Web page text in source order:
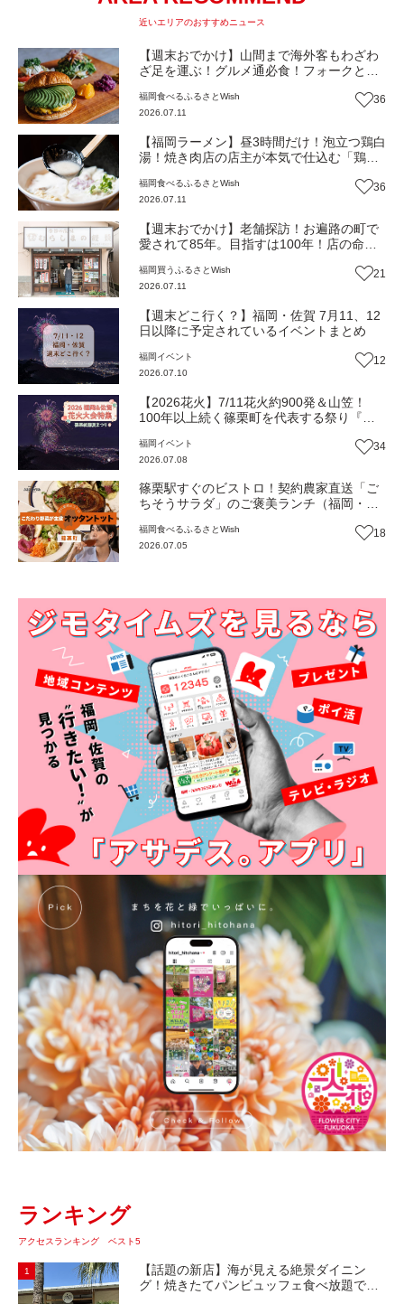
近いエリアのおすすめニュース
【週末おでかけ】山間まで海外客もわざわ
ざ足を運ぶ！グルメ通必食！フォークとナ
ー”『バーガートウカ』（福岡・篠栗町）
【まち歩き】
福岡食べる ふるさとWish
2026.07.11
36
【福岡ラーメン】昼3時間だけ！泡立つ鶏白
湯！焼き肉店の店主が本気で仕込む「鶏を
岡・篠栗町）【まち歩き】
福岡食べる ふるさとWish
2026.07.11
36
【週末おでかけ】老舗探訪！お遍路の町で
愛されて85年。目指すは100年！店の命は4
餡”『村嶋饅頭店』（福岡・篠栗町）【まち
歩き】
福岡 買う ふるさとWish
2026.07.11
21
【週末どこ行く？】福岡・佐賀 7月11、12
日以降に予定されているイベントまとめ
福岡 イベント
2026.07.10
12
【2026花火】7/11花火約900発＆山笠！
100年以上続く篠栗町を代表する祭り『篠
ント】
福岡 イベント
2026.07.08
34
篠栗駅すぐのビストロ！契約農家直送「ご
ちそうサラダ」のご褒美ランチ（福岡・篠
福岡食べるふるさとWish
2026.07.05
18
ランキング
アクセスランキング ベスト5
1
【話題の新店】海が見える絶景ダイニン
グ！焼きたてパンビュッフェ食べ放題で大